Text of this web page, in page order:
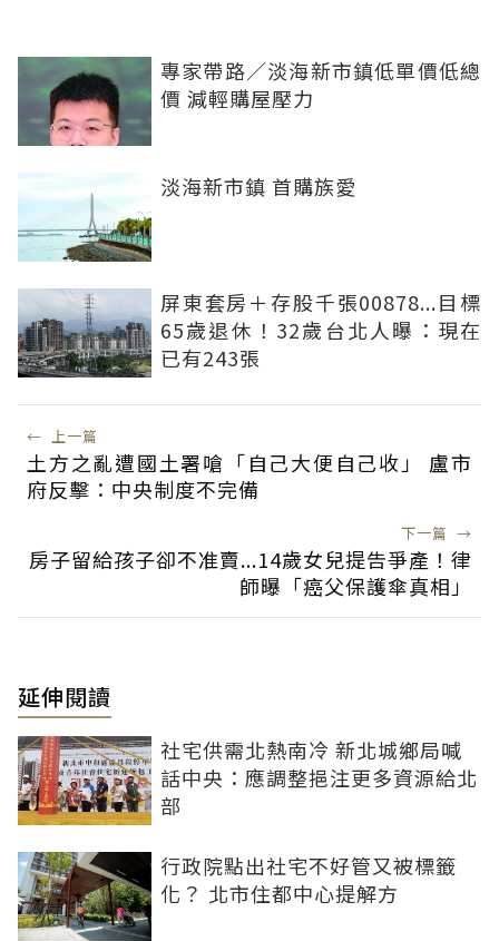
專家帶路／淡海新市鎮低單價低總
價 減輕購屋壓力
淡海新市鎮 首購族愛
屏東套房＋存股千張00878...目標
65歲退休！32歲台北人曝：現在
已有243張
← 上一篇
土方之亂遭國土署嗆「自己大便自己收」 盧市
府反擊：中央制度不完備
下一篇 →
房子留給孩子卻不准賣...14歲女兒提告爭產！律
師曝「癌父保護傘真相」
延伸閱讀
社宅供需北熱南冷 新北城鄉局喊
話中央：應調整挹注更多資源給北
部
行政院點出社宅不好管又被標籤
化？ 北市住都中心提解方